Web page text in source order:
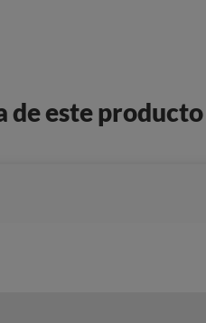
de este producto